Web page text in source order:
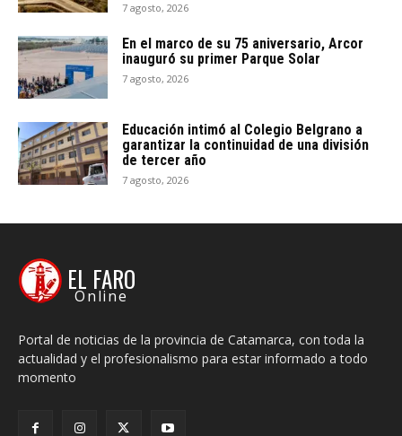
7 agosto, 2026
En el marco de su 75 aniversario, Arcor
inauguró su primer Parque Solar
7 agosto, 2026
Educación intimó al Colegio Belgrano a
garantizar la continuidad de una división
de tercer año
7 agosto, 2026
EL FARO
Online
Portal de noticias de la provincia de Catamarca, con toda la
actualidad y el profesionalismo para estar informado a todo
momento